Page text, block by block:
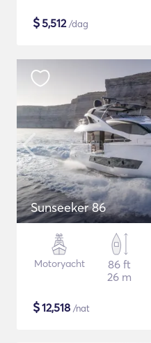
$5,512/dag
Sunseeker 86
Motoryacht
86 ft
26 m
$12,518 /nat